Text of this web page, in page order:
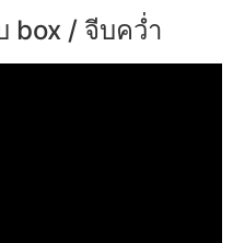
box / จีบคว่ำ